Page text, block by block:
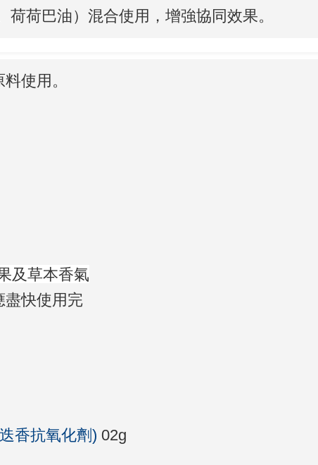
荷巴油）混合使用，增強協同效果。
使用。
及草本香氣
盡快使用完
香抗氧化劑) 02g